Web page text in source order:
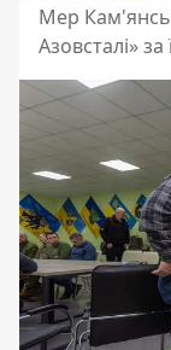
Мер
Азовсталі»